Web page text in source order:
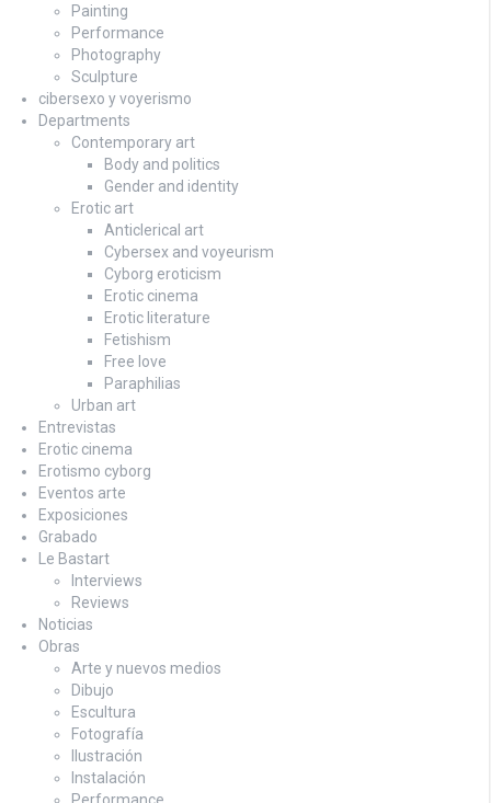
Painting
Performance
Photography
Sculpture
cibersexo y voyerismo
Departments
Contemporary art
Body and politics
Gender and identity
Erotic art
Anticlerical art
Cybersex and voyeurism
Cyborg eroticism
Erotic cinema
Erotic literature
Fetishism
Free love
Paraphilias
Urban art
Entrevistas
Erotic cinema
Erotismo cyborg
Eventos arte
Exposiciones
Grabado
Le Bastart
Interviews
Reviews
Noticias
Obras
Arte y nuevos medios
Dibujo
Escultura
Fotografía
Ilustración
Instalación